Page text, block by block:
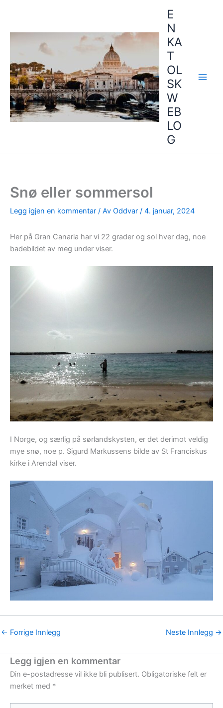
E
N
KA
T
OL
SK
W
EB
LO
G
Snø eller sommersol
Legg igjen en kommentar / Av Oddvar / 4. januar, 2024
Her på Gran Canaria har vi 22 grader og sol hver dag, noe
badebildet av meg under viser.
I Norge, og særlig på sørlandskysten, er det derimot veldig
mye snø, noe p. Sigurd Markussens bilde av St Franciskus
kirke i Arendal viser.
← Forrige Innlegg Neste Innlegg →
Legg igjen en kommentar
Din e-postadresse vil ikke bli publisert. Obligatoriske felt er
merket med *